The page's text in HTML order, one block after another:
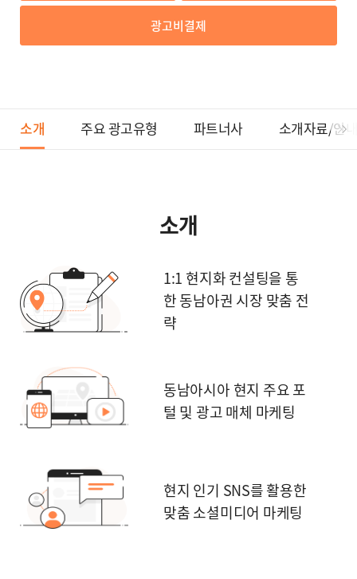
광고비결제
소개 주요 광고유형 파트너사 소개자료/안내
소개
1:1 현지화 컨설팅을 통
한동남아권 시장 맞춤 전
략
동남아시아 현지 주요 포
털 및 광고 매체 마케팅
현지 인기 SNS를 활용한
맞춤 소셜미디어 마케팅